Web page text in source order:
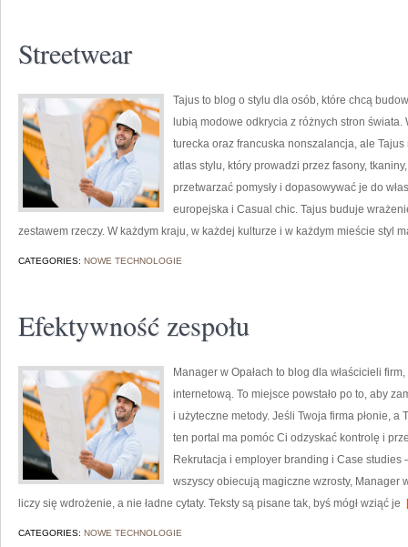
Streetwear
Tajus to blog o stylu dla osób, które chcą
lubią modowe odkrycia z różnych stron
turecka oraz francuska nonszalancja, ale
atlas stylu, który prowadzi przez fasony,
przetwarzać pomysły i dopasowywać je do
europejska i Casual chic. Tajus buduje
zestawem rzeczy. W każdym kraju, w każdej kulturze i w każdym mieście styl
CATEGORIES: NOWE TECHNOLOGIE
Efektywność zespołu
Manager w Opałach to blog dla właścicieli
internetową. To miejsce powstało po to, aby
i użyteczne metody. Jeśli Twoja firma płonie, a
ten portal ma pomóc Ci odzyskać kontrolę i
Rekrutacja i employer branding i Case studies
wszyscy obiecują magiczne wzrosty, Manager
liczy się wdrożenie, a nie ładne cytaty. Teksty są pisane tak, byś mógł wziąć je
CATEGORIES: NOWE TECHNOLOGIE